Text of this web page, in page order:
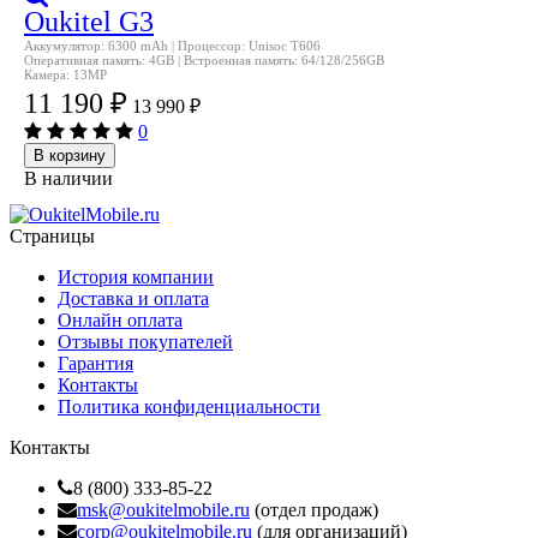
Oukitel G3
Аккумулятор: 6300 mAh | Процессор: Unisoc T606
Оперативная память: 4GB | Встроенная память: 64/128/256GB
Камера: 13MP
11 190 ₽ 13 990 ₽
0
В корзину
В наличии
Страницы
История компании
Доставка и оплата
Онлайн оплата
Отзывы покупателей
Гарантия
Контакты
Политика конфиденциальности
Контакты
8 (800) 333-85-22
msk@oukitelmobile.ru (отдел продаж)
corp@oukitelmobile.ru (для организаций)